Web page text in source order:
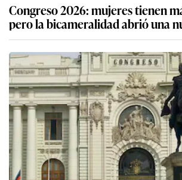
Congreso 2026: mujeres tienen
pero la bicameralidad abrió una